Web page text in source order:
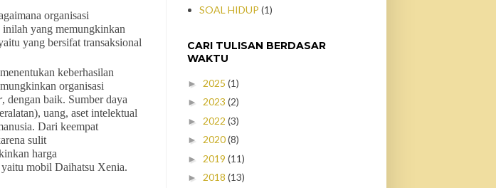
organisasi
yang memungkinkan
yang bersifat transaksional
keberhasilan
organisasi
, dengan baik. Sumber daya
uang, aset intelektual
Dari keempat
sulit
harga
mobil Daihatsu Xenia.
SOAL HIDUP (1)
CARI TULISAN BERDASAR
WAKTU
► 2025 (1)
► 2023 (2)
► 2022 (3)
► 2020(8)
► 2019 (11)
► 2018 (13)